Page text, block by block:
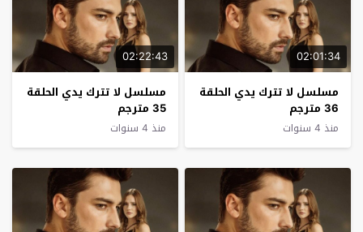
02:01:34
مسلسل لا تترك يدي الحلقة
36 مترجم
منذ 4 سنوات
02:22:43
مسلسل لا تترك يدي الحلقة
35 مترجم
منذ 4 سنوات